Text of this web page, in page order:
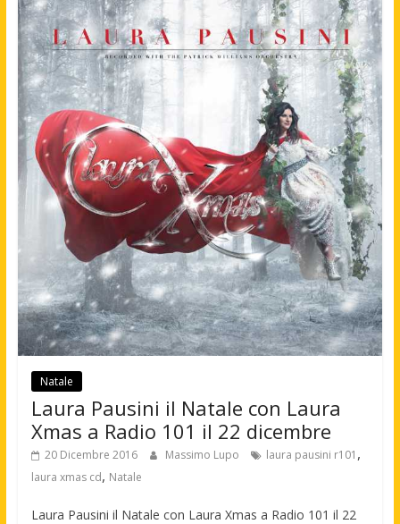
Natale
Laura Pausini il Natale con Laura
Xmas a Radio 101 il 22 dicembre
20 Dicembre 2016 Massimo Lupo laura pausini r101 ,
laura xmas cd, Natale
Laura Pausini il Natale con Laura Xmas a Radio 101 il 22